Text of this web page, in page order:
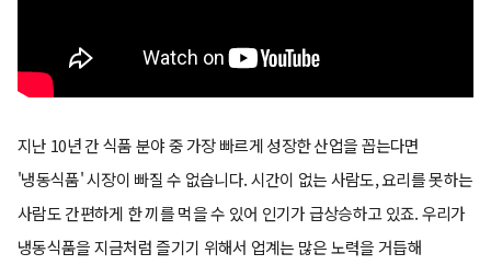
지난 10년 간 식품 분야 중 가장 빠르게 성장한 산업을 꼽는다면
'냉동식품' 시장이 빠질 수 없습니다. 시간이 없는 사람도, 요리를 못하는
사람도 간편하게 한 끼를 먹을 수 있어 인기가 급상승하고 있죠. 우리가
냉동식품을 지금처럼 즐기기 위해서 업계는 많은 노력을 거듭해